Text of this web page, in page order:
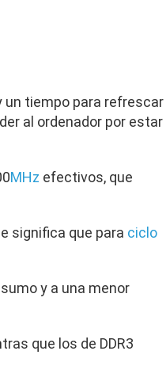
un tiempo para refrescar
al ordenador por estar
MHz efectivos, que
significa que para ciclo
y a una menor
que los de DDR3